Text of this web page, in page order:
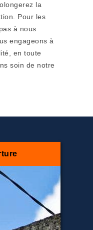
la
Pour les
à nous
engageons à
en toute
soin de notre